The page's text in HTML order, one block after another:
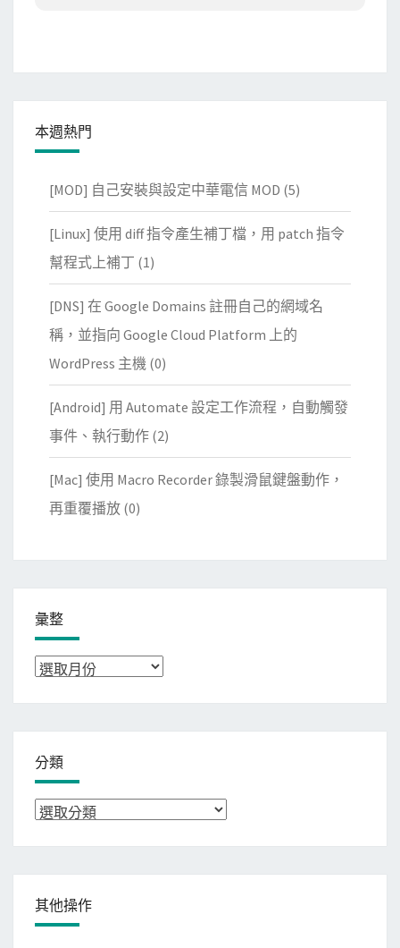
本週熱門
[MOD] 自己安裝與設定中華電信 MOD (5)
[Linux] 使用 diff 指令產生補丁檔，用 patch 指令
幫程式上補丁 (1)
[DNS] 在 Google Domains 註冊自己的網域名
稱，並指向 Google Cloud Platform 上的
WordPress 主機 (0)
[Android] 用 Automate 設定工作流程，自動觸發
事件、執行動作 (2)
[Mac] 使用 Macro Recorder 錄製滑鼠鍵盤動作，
再重覆播放 (0)
彙整
彙
分類
分
其他操作